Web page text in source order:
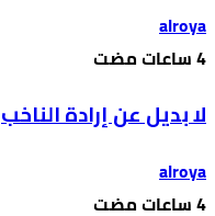
alroya
لا بديل عن إرادة الناخب
alroya